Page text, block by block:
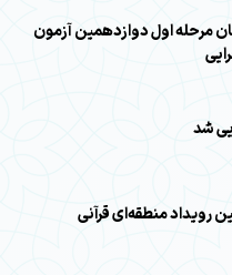
مرحله اول دوازدهمین آزمون
شد